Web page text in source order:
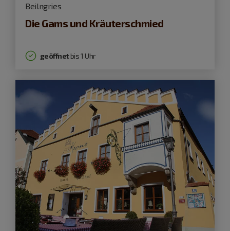
Beilngries
Die Gams und Kräuterschmied
geöffnetbis 1 Uhr